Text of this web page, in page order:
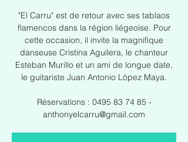
"El Carru" est de retour avec ses tablaos
flamencos dans la région liégeoise. Pour
cette occasion, il invite la magnifique
danseuse Cristina Aguilera, le chanteur
Esteban Murillo et un ami de longue date,
le guitariste Juan Antonio López Maya.
Réservations : 0495 83 74 85 -
anthonyelcarru@gmail.com